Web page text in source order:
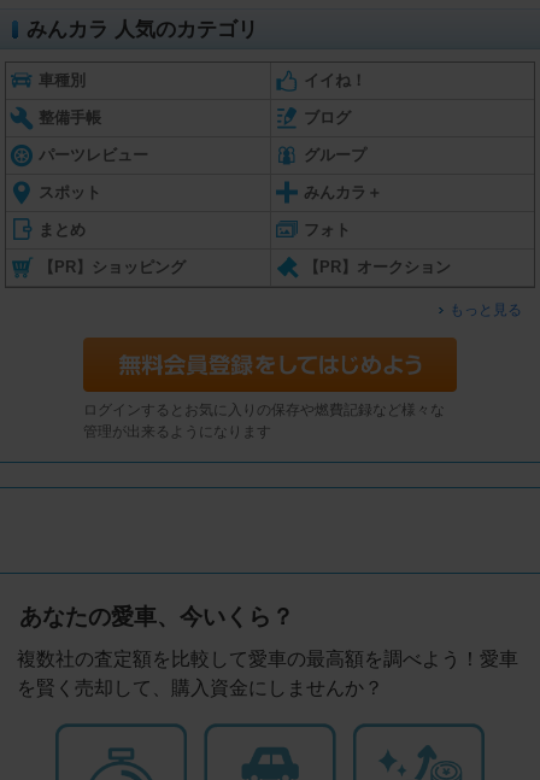
みんカラ 人気のカテゴリ
車種別 イイね！
整備手帳 ブログ
パーツレビュー グループ
スポット みんカラ＋
まとめ フォト
【PR】ショッピング 【PR】オークション
もっと見る
ログインするとお気に入りの保存や燃費記録など様々な
管理が出来るようになります
あなたの愛車、今いくら？
複数社の査定額を比較して愛車の最高額を調べよう！愛車
を賢く売却して、購入資金にしませんか？